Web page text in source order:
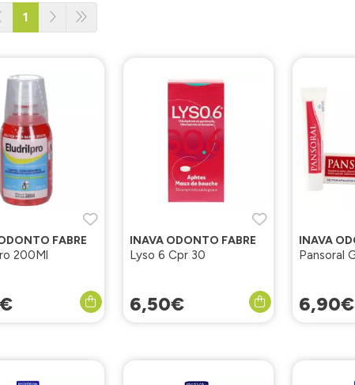
1
FABRE
200Ml
€
INAVA ODONTO FABRE
Lyso 6 Cpr 30
6,50€
INAVA
Pansoral
6,90€